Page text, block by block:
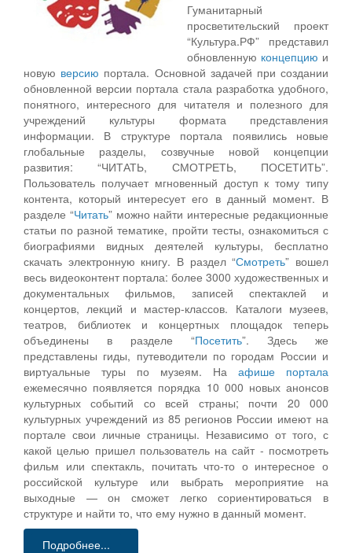
Гуманитарный
просветительский проект
“Культура.РФ” представил
обновленную концепцию и
новую версию портала. Основной задачей при создании
обновленной версии портала стала разработка удобного,
понятного, интересного для читателя и полезного для
учреждений культуры формата представления
информации. В структуре портала появились новые
глобальные разделы, созвучные новой концепции
развития: “ЧИТАТЬ, СМОТРЕТЬ, ПОСЕТИТЬ”.
Пользователь получает мгновенный доступ к тому типу
контента, который интересует его в данный момент. В
разделе “Читать” можно найти интересные редакционные
статьи по разной тематике, пройти тесты, ознакомиться с
биографиями видных деятелей культуры, бесплатно
скачать электронную книгу. В раздел “Смотреть” вошел
весь видеоконтент портала: более 3000 художественных и
документальных фильмов, записей спектаклей и
концертов, лекций и мастер-классов. Каталоги музеев,
театров, библиотек и концертных площадок теперь
объединены в разделе “Посетить”. Здесь же
представлены гиды, путеводители по городам России и
виртуальные туры по музеям. На афише портала
ежемесячно появляется порядка 10 000 новых анонсов
культурных событий со всей страны; почти 20 000
культурных учреждений из 85 регионов России имеют на
портале свои личные страницы. Независимо от того, с
какой целью пришел пользователь на сайт - посмотреть
фильм или спектакль, почитать что-то о интересное о
российской культуре или выбрать мероприятие на
выходные — он сможет легко сориентироваться в
структуре и найти то, что ему нужно в данный момент.
Подробнее...